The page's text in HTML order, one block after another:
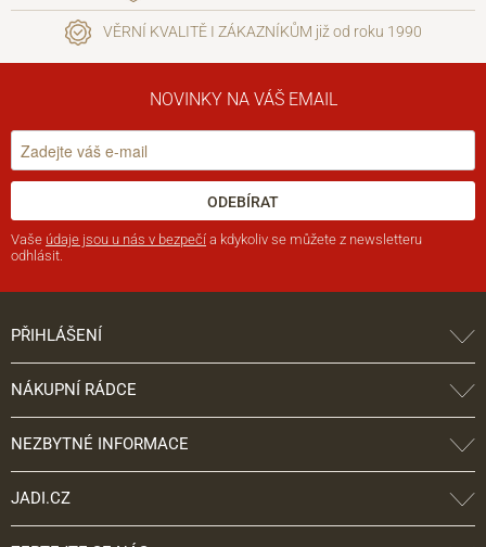
VĚRNÍ KVALITĚ I ZÁKAZNÍKŮM již od roku 1990
NOVINKY NA VÁŠ EMAIL
ODEBÍRAT
Vaše údaje jsou u nás v bezpečí a kdykoliv se můžete z newsletteru
odhlásit.
PŘIHLÁŠENÍ
NÁKUPNÍ RÁDCE
NEZBYTNÉ INFORMACE
JADI.CZ